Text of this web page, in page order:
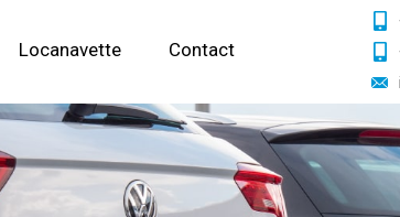
Locanavette Contact